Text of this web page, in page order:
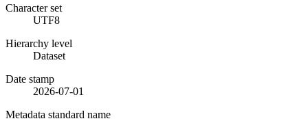
Character set
UTF8
Hierarchy level
Dataset
Date stamp
2026-07-01
Metadata standard name